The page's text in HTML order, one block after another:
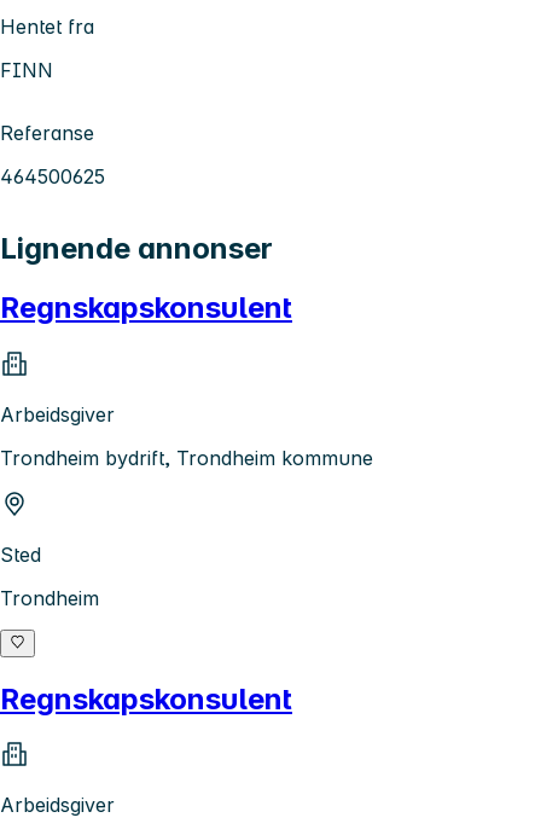
Hentet fra
FINN
Referanse
464500625
Lignende annonser
Regnskapskonsulent
Arbeidsgiver
Trondheim bydrift, Trondheim kommune
Sted
Trondheim
Regnskapskonsulent
Arbeidsgiver